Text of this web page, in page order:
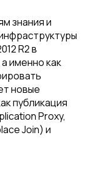
знания и
R2 в
именно как
новые
публикация
Proxy,
Join) и